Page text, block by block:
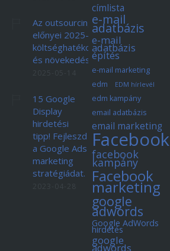
Az outsourcing
előnyei 2025-ben:
költséghatékonyság
és növekedés
15 Google
Display
hirdetési
tipp! Fejleszd
a Google Ads
marketing
stratégiádat.
címlista
e-mail
adatbázis
e-mail
adatbázis
építés
e-mail marketing
edm
EDM hírlevél
edm kampány
email adatbázis
email marketing
Facebook
facebook
kampány
Facebook
marketing
google
adwords
Google AdWords
hirdetés
google
adwords